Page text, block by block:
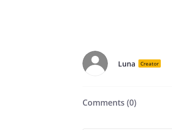
Luna Creator
Comments (0)